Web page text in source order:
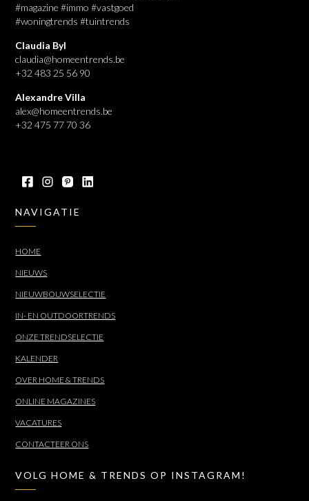
#magazine #immo #vastgoed
#woningtrends #tuintrends
Claudia Byl
claudia@homeentrends.be
+32 483 25 56 90
Alexandre Villa
alex@homeentrends.be
+32 475 77 70 36
NAVIGATIE
HOME
NIEUWS
NIEUWBOUWSELECTIE
IN- EN OUTDOORTRENDS
ONZE TRENDSELECTIE
KALENDER
OVER HOME & TRENDS
ONLINE MAGAZINES
VACATURES
CONTACTEER ONS
VOLG HOME & TRENDS OP INSTAGRAM!